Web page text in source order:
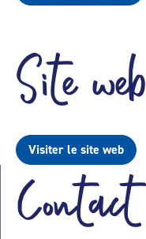
Site web
Visiter le site web
Contact